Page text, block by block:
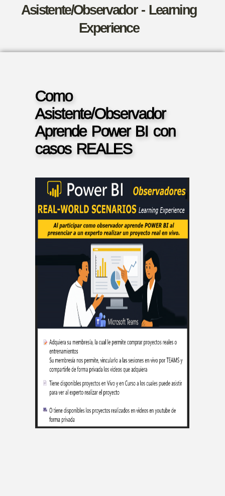
Asistente/Observador - Learning
Experience
Como
Asistente/Observador
Aprende Power BI con
casos REALES